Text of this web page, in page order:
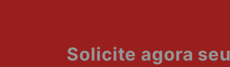
Solicite agora